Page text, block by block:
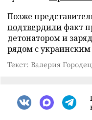
Позже
подтвердили факт
детонатором и
рядом с
Текст: Валерия